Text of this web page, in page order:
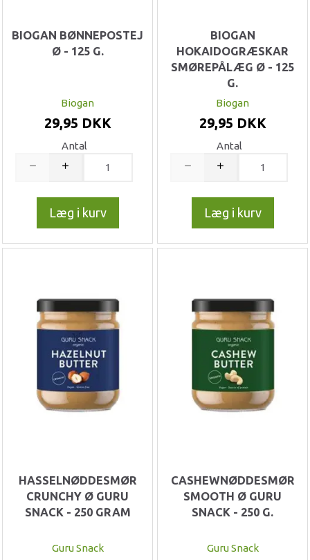
BIOGAN BØNNEPOSTEJ
Ø - 125 G.
Biogan
29,95 DKK
Antal
Læg i kurv
BIOGAN
HOKAIDOGRÆSKAR
SMØREPÅLÆG Ø - 125
G.
Biogan
29,95 DKK
Antal
Læg i kurv
HASSELNØDDESMØR
CRUNCHY Ø GURU
SNACK - 250 GRAM
Guru Snack
CASHEWNØDDESMØR
SMOOTH Ø GURU
SNACK - 250 G.
Guru Snack